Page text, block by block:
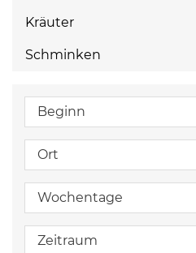
Kräuter
Schminken
Beginn
Ort
Wochentage
Zeitraum